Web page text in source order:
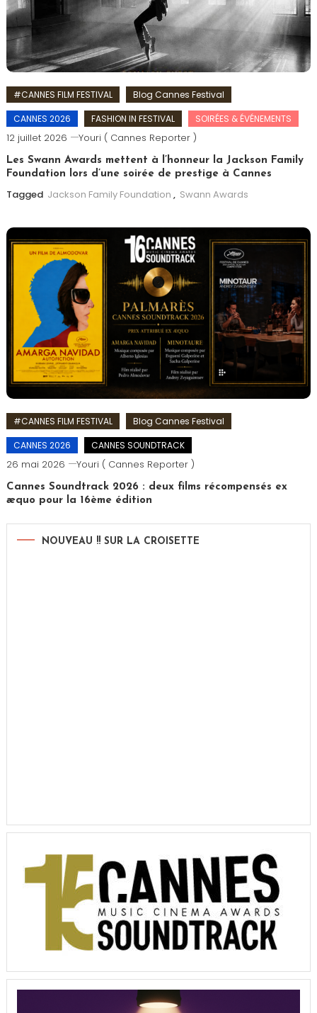
#CANNES FILM FESTIVAL
Blog Cannes Festival
CANNES 2026
FASHION IN FESTIVAL SOIRÉES & ÉVÉNEMENTS
12 juillet 2026 Youri ( Cannes Reporter )
Les Swann Awards mettent à l’honneur la Jackson Family
Foundation lors d’une soirée de prestige à Cannes
Tagged Jackson Family Foundation , Swann Awards
#CANNES FILM FESTIVAL
Blog Cannes Festival
CANNES 2026
CANNES SOUNDTRACK
26 mai 2026 Youri ( Cannes Reporter )
Cannes Soundtrack 2026 : deux films récompensés ex
æquo pour la 16ème édition
NOUVEAU !! SUR LA CROISETTE